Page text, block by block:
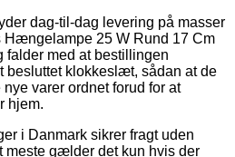
dag-til-dag levering på masser
Hængelampe 25 W Rund 17 Cm
falder med at bestillingen
besluttet klokkeslæt, sådan at de
varer ordnet forud for at
hjem.
i Danmark sikrer fragt uden
meste gælder det kun hvis der